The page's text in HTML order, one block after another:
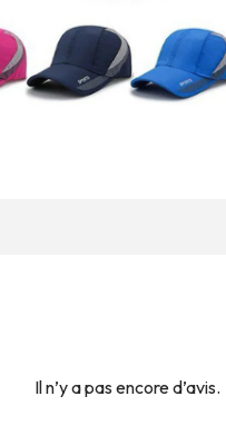
Il n’y a pas encore d’avis.